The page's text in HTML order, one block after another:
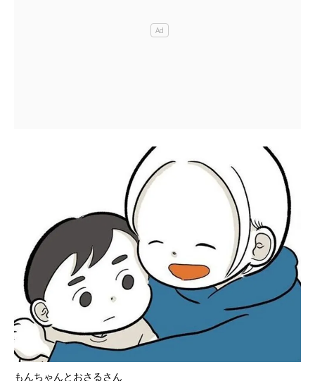
もんちゃんとおさるさん